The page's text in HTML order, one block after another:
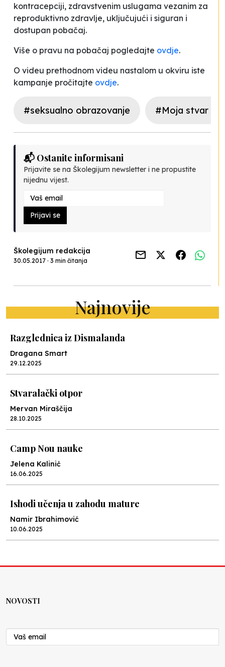
kontracepciji, zdravstvenim uslugama vezanim za
reproduktivno zdravlje, uključujući i siguran i
dostupan pobačaj.
Više o pravu na pobačaj pogledajte ovdje.
O videu prethodnom videu nastalom u okviru iste
kampanje pročitajte ovdje.
#seksualno obrazovanje #Moja stvar
📬 Ostanite informisani
Prijavite se na Školegijum newsletter i ne propustite
nijednu vijest.
Prijavi se
Školegijum redakcija
30.05.2017 · 3 min čitanja
Najnovije
Razglednica iz Dismalanda
Dragana Smart
29.12.2025
Stvaralački otpor
Mervan Miraščija
28.10.2025
Camp Nou nauke
Jelena Kalinić
16.06.2025
Ishodi učenja u zahodu mature
Namir Ibrahimović
10.06.2025
Nenad Veličković
29.10.2024
NOVOSTI